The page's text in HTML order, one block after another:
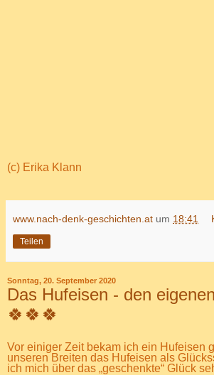
(c) Erika Klann
www.nach-denk-geschichten.at um 18:41
Teilen
Sonntag, 20. September 2020
Das Hufeisen - den
🍀🍀🍀
Vor einiger Zeit bekam ich ein Hufeisen
unseren Breiten das Hufeisen als
ich mich über das „geschenkte“ Glück